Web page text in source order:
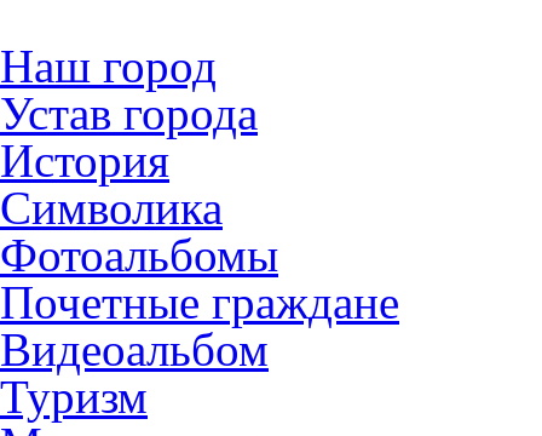
Наш город
Устав города
История
Символика
Фотоальбомы
Почетные граждане
Видеоальбом
Туризм